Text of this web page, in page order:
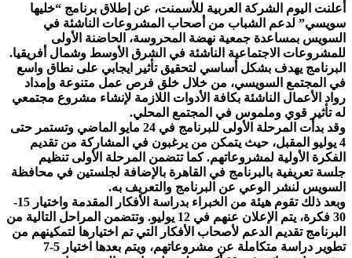
أعلنت اليوم الشركة العربية للأسمنت، عن إطلاق برنامج “خليها
سويسي” لدعم الشباب من أصحاب المشروعات الناشئة في
السويس بمساعدة جمعية نهضة المحروسة، الحاضنة الأولى
للمشروعات الاجتماعية الناشئة في الشرق الأوسط وشمال أفريقيا.
البرنامج يهدف بشكل أساسي لتحقيق تأثير ايجابي على نطاق واسع
في المجتمع السويسي، من خلال خلق فرص عمل متنوعة وإمداد
رواد الأعمال الناشئة بكافة الأدوات اللازمة لإنشاء مشروع مجتمعي
له تأثير قوي وملموس في المجتمع المحلي.
وقد بدأت المرحلة الأولى للبرنامج في 24 مايو الماضي وتستمر حتى
4 يوليو المقبل، حيث يتمكن من يرغبون في المشاركة من تقديم
الفكرة الأولية لمشروعاتهم. كما تتضمن المرحلة الأولى تنظيم
جلسة تعريفية بالبرنامج في القاهرة بالإضافة لجلستين في محافظة
السويس لنشر الوعي عن البرنامج والتعريف به.
وبعد ذلك تقوم هيئة من الخبراء بدراسة الأفكار المقدمة واختيار 15-
30 فكرة، يتم الإعلان عنهم في 12 يوليو. وتتضمن المراحل التالية من
البرنامج تقديم الدعم لأصحاب الأفكار التي تم اختيارها لتمكينهم من
تطوير دراسة متكاملة عن مشروعاتهم، ويتم بعدها اختيار 5-7